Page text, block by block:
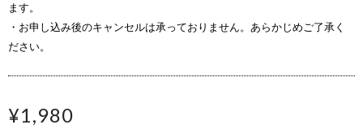
ます。
・お申し込み後のキャンセルは承っておりません。あらかじめご了承く
ださい。
¥1,980